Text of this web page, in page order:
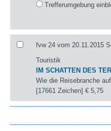
Trefferumgebung
fvw 24 vom 20.11.2015
Touristik
IM SCHATTEN DES
Wie die Reisebranche
[17661 Zeichen]€ 5,75